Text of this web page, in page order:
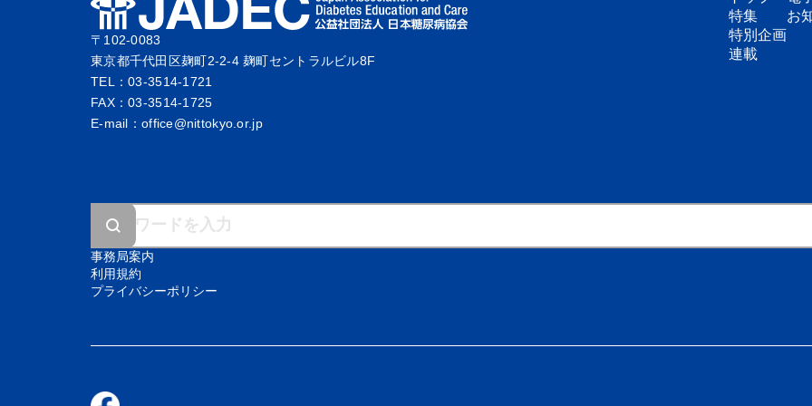
〒102-0083
東京都千代田区麹町2-2-4 麹町セントラルビル8F
TEL：03-3514-1721
FAX：03-3514-1725
E-mail：office@nittokyo.or.jp
特集
特別企画
連載
お
事務局案内
利用規約
プライバシーポリシー